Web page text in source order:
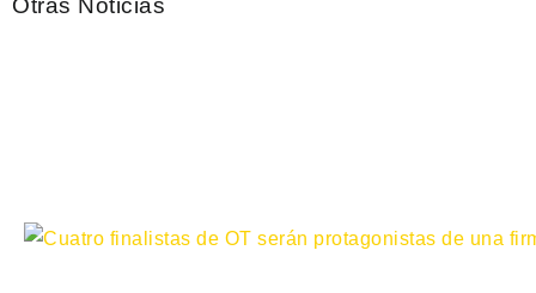
Otras Noticias